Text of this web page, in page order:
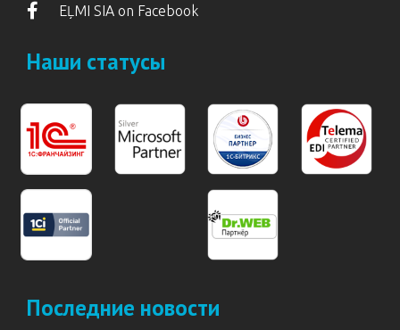
EĻMI SIA on Facebook
Наши статусы
Последние новости